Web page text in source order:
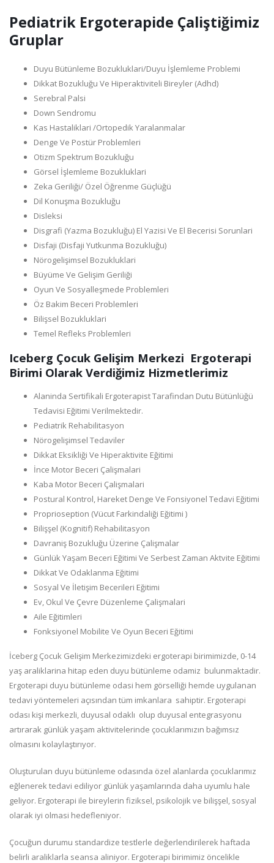
Pediatrik Ergoterapide Çaliştiğimiz
Gruplar
Duyu Bütünleme Bozukluklari/Duyu İşlemleme Problemi
Dikkat Bozukluğu Ve Hiperaktiviteli Bireyler (Adhd)
Serebral Palsi
Down Sendromu
Kas Hastaliklari /Ortopedik Yaralanmalar
Denge Ve Postür Problemleri
Otizm Spektrum Bozukluğu
Görsel İşlemleme Bozukluklari
Zeka Geriliği/ Özel Öğrenme Güçlüğü
Dil Konuşma Bozukluğu
Disleksi
Disgrafi (Yazma Bozukluğu) El Yazisi Ve El Becerisi Sorunlari
Disfaji (Disfaji Yutkunma Bozukluğu)
Nörogelişimsel Bozukluklari
Büyüme Ve Gelişim Geriliği
Oyun Ve Sosyalleşmede Problemleri
Öz Bakim Beceri Problemleri
Bilişsel Bozukluklari
Temel Refleks Problemleri
Iceberg Çocuk Gelişim Merkezi Ergoterapi
Birimi Olarak Verdiğimiz Hizmetlerimiz
Alaninda Sertifikali Ergoterapist Tarafindan Dutu Bütünlüğü
Tedavisi Eğitimi Verilmektedir.
Pediatrik Rehabilitasyon
Nörogelişimsel Tedaviler
Dikkat Eksikliği Ve Hiperaktivite Eğitimi
İnce Motor Beceri Çalişmalari
Kaba Motor Beceri Çalişmalari
Postural Kontrol, Hareket Denge Ve Fonsiyonel Tedavi Eğitimi
Proprioseption (Vücut Farkindaliği Eğitimi )
Bilişşel (Kognitif) Rehabilitasyon
Davraniş Bozukluğu Üzerine Çalişmalar
Günlük Yaşam Beceri Eğitimi Ve Serbest Zaman Aktvite Eğitimi
Dikkat Ve Odaklanma Eğitimi
Sosyal Ve İletişim Becerileri Eğitimi
Ev, Okul Ve Çevre Düzenleme Çalişmalari
Aile Eğitimleri
Fonksiyonel Mobilite Ve Oyun Beceri Eğitimi
İceberg Çocuk Gelişim Merkezimizdeki ergoterapi birimimizde, 0-14
yaş araliklarina hitap eden duyu bütünleme odamiz bulunmaktadir.
Ergoterapi duyu bütünleme odasi hem görselliği hemde uygulanan
tedavi yöntemeleri açısından tüm imkanlara sahiptir. Ergoterapi
odası kişi merkezli, duyusal odaklı olup duyusal entegrasyonu
artırarak günlük yaşam aktivitelerinde çocuklarımızın bağımsız
olmasını kolaylaştırıyor.
Oluşturulan duyu bütünleme odasında özel alanlarda çocuklarımız
eğlenerek tedavi ediliyor günlük yaşamlarında daha uyumlu hale
geliyor. Ergoterapi ile bireylerin fiziksel, psikolojik ve bilişşel, sosyal
olarak iyi olmasi hedefleniyor.
Çocuğun durumu standardize testlerle değerlendirilerek haftada
belirli araliklarla seansa aliniyor. Ergoterapi birimimiz öncelikle